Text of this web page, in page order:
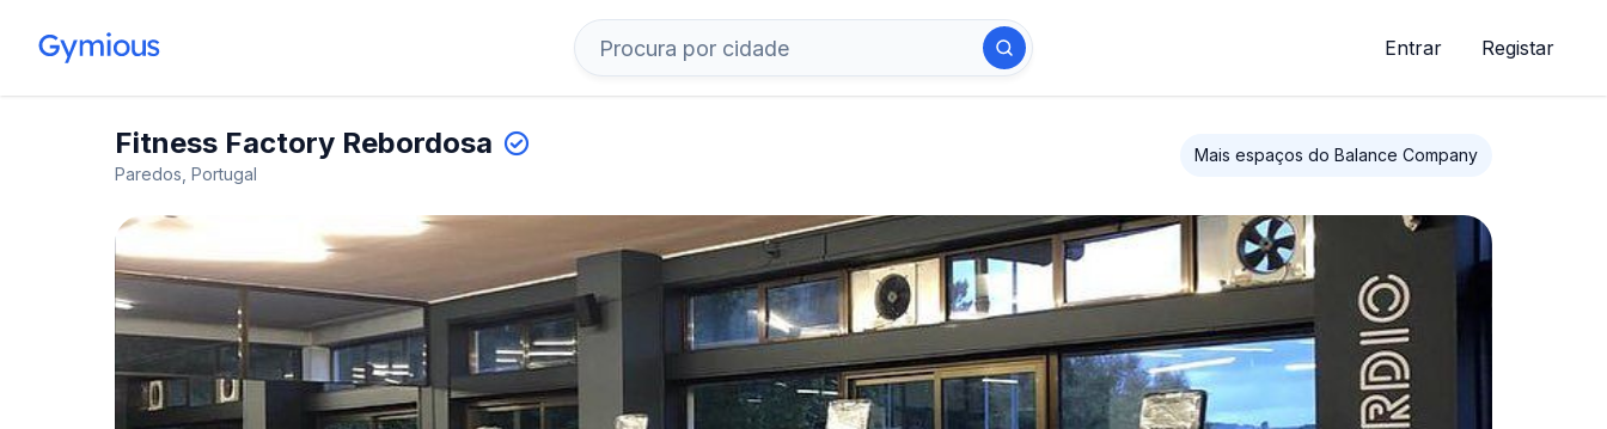
Entrar Registar
Fitness Factory Rebordosa
Paredos, Portugal
Mais espaços do Balance Company